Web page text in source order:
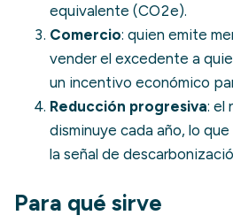
equivalente (CO2e).
Comercio: quien emite
vender el excedente a
un incentivo económico
Reducción progresiva: el
disminuye cada año, lo
la señal de
Para qué sirve